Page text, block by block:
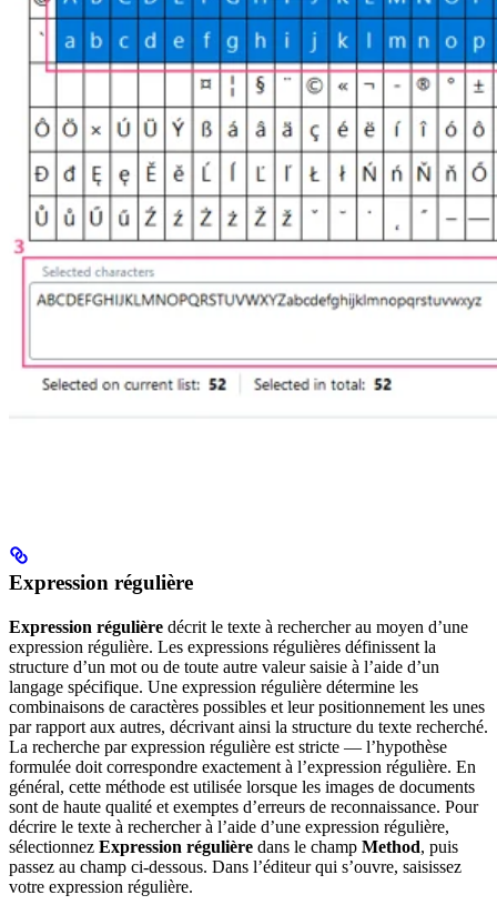
Expression régulière
Expression régulière décrit le texte à rechercher au moyen d’une
expression régulière. Les expressions régulières définissent la
structure d’un mot ou de toute autre valeur saisie à l’aide d’un
langage spécifique. Une expression régulière détermine les
combinaisons de caractères possibles et leur positionnement les unes
par rapport aux autres, décrivant ainsi la structure du texte recherché.
La recherche par expression régulière est stricte — l’hypothèse
formulée doit correspondre exactement à l’expression régulière. En
général, cette méthode est utilisée lorsque les images de documents
sont de haute qualité et exemptes d’erreurs de reconnaissance. Pour
décrire le texte à rechercher à l’aide d’une expression régulière,
sélectionnez Expression régulière dans le champ Method, puis
passez au champ ci-dessous. Dans l’éditeur qui s’ouvre, saisissez
votre expression régulière.